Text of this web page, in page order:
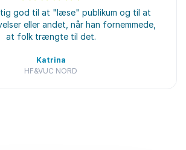
god til at "læse" publikum og til at
eller andet, når han fornemmede,
at folk trængte til det.
Katrina
HF&VUC NORD